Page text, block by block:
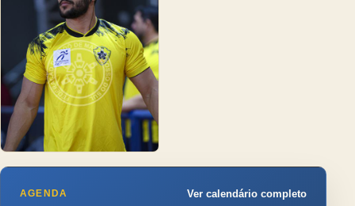
AGENDA Ver calendário completo